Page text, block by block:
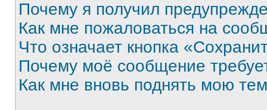
Почему я получил
Как мне пожаловаться на
Что означает кнопка
Почему моё сообщение
Как мне вновь поднять мою